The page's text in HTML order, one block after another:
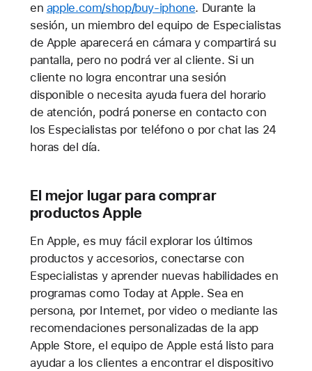
en apple.com/shop/buy-iphone. Durante la
sesión, un miembro del equipo de Especialistas
de Apple aparecerá en cámara y compartirá su
pantalla, pero no podrá ver al cliente. Si un
cliente no logra encontrar una sesión
disponible o necesita ayuda fuera del horario
de atención, podrá ponerse en contacto con
los Especialistas por teléfono o por chat las 24
horas del día.
El mejor lugar para comprar
productos Apple
En Apple, es muy fácil explorar los últimos
productos y accesorios, conectarse con
Especialistas y aprender nuevas habilidades en
programas como Today at Apple. Sea en
persona, por Internet, por video o mediante las
recomendaciones personalizadas de la app
Apple Store, el equipo de Apple está listo para
ayudar a los clientes a encontrar el dispositivo